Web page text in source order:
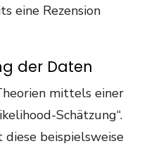
eine Rezension
der Daten
mittels einer
Schätzung“.
beispielsweise